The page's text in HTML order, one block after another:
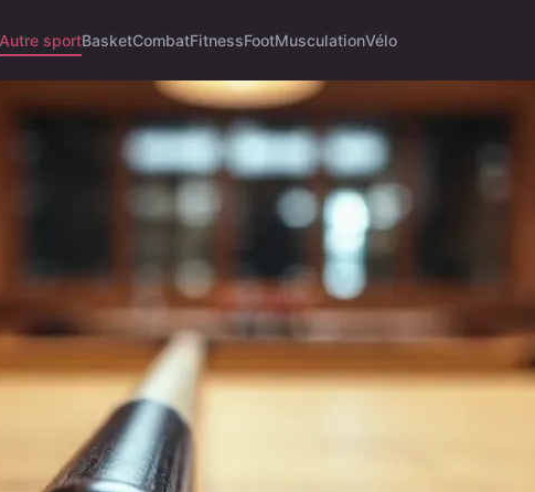
sportBasketCombatFitnessFootMusculationVélo